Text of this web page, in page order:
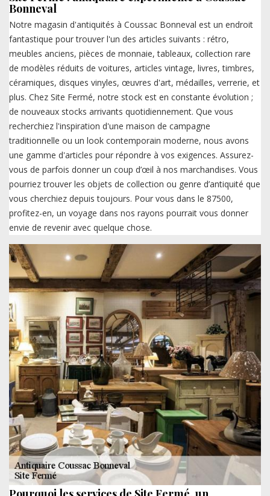
Bonneval
Notre magasin d'antiquités à Coussac Bonneval est un endroit
fantastique pour trouver l'un des articles suivants : rétro,
meubles anciens, pièces de monnaie, tableaux, collection rare
de modèles réduits de voitures, articles vintage, livres, timbres,
céramiques, disques vinyles, œuvres d'art, médailles, verrerie, et
plus. Chez Site Fermé, notre stock est en constante évolution ;
de nouveaux stocks arrivants quotidiennement. Que vous
recherchiez l'inspiration d'une maison de campagne
traditionnelle ou un look contemporain moderne, nous avons
une gamme d'articles pour répondre à vos exigences. Assurez-
vous de parfois donner un coup d’œil à nos marchandises. Vous
pourriez trouver les objets de collection ou genre d’antiquité que
vous cherchiez depuis toujours. Pour vous dans le 87500,
profitez-en, un voyage dans nos rayons pourrait vous donner
envie de revenir avec quelque chose.